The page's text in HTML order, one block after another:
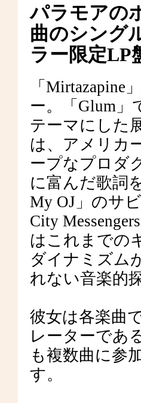
パラモアの
曲のシング
ラー限定LP
「
ー。「Glum
テーマにした
は、アメリカ
ープなプロダ
に富んだ歌詞
My OJ」のサ
City
はこれまでの
ダイナミズム
れない音楽的
彼女は各楽曲
レーターであ
も複数曲に参
す。